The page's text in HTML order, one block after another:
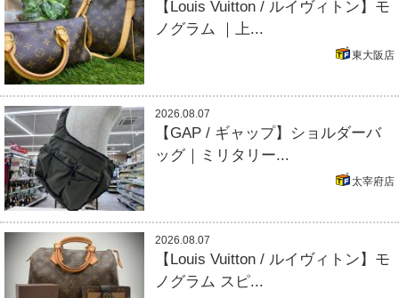
【Louis Vuitton / ルイヴィトン】モ
ノグラム ｜上...
東大阪店
2026.08.07
【GAP / ギャップ】ショルダーバ
ッグ｜ミリタリー...
太宰府店
2026.08.07
【Louis Vuitton / ルイヴィトン】モ
ノグラム スピ...